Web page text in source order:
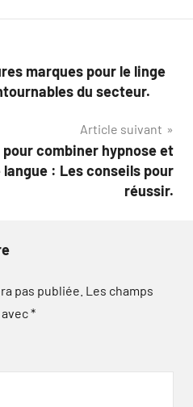
marques pour le linge
du secteur.
Article suivant
combiner hypnose et
: Les conseils pour
réussir.
pas publiée. Les champs
*